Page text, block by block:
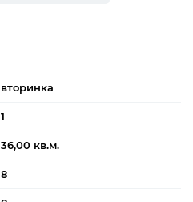
вторинка
1
36,00 кв.м.
8